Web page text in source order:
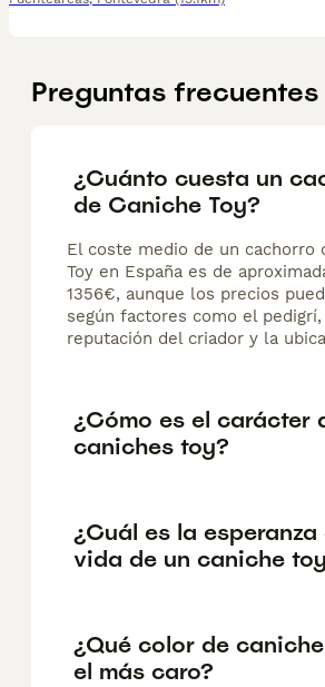
Preguntas frecuentes
¿Cuánto cuesta un
de Caniche Toy?
El coste medio de un cachorro
Toy en España es de
1356€, aunque los precios
según factores como el
reputación del criador y la
¿Cómo es el carácter
caniches toy?
¿Cuál es la esperanza
vida de un caniche
¿Qué color de
el más caro?